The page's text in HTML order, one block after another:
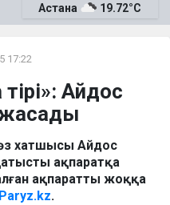
Астана 19.72°C
17:22
Айдос
жасады
хатшысы Айдос
ақпаратқа
ақпаратты жоққа
Paryz.kz.